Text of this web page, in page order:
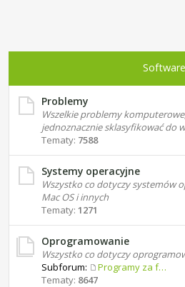
Software
Problemy
Wszelkie problemy
jednoznacznie sklasyfikować do
Tematy: 7588
Systemy operacyjne
Wszystko co dotyczy systemów
Mac OS i innych
Tematy: 1271
Oprogramowanie
Wszystko co dotyczy
Subforum:
Programy za free
Tematy: 8647